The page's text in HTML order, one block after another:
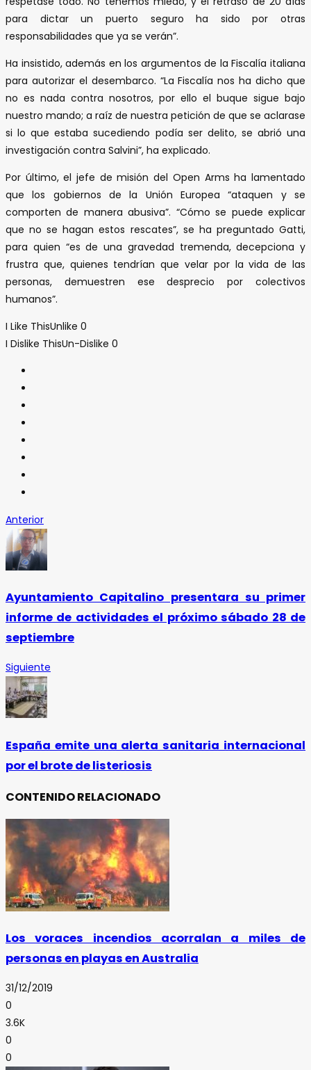
para dictar un puerto seguro ha sido por otras
responsabilidades que ya se verán”.
Ha insistido, además en los argumentos de la Fiscalía italiana
para autorizar el desembarco. “La Fiscalía nos ha dicho que
no es nada contra nosotros, por ello el buque sigue bajo
nuestro mando; a raíz de nuestra petición de que se aclarase
si lo que estaba sucediendo podía ser delito, se abrió una
investigación contra Salvini”, ha explicado.
Por último, el jefe de misión del Open Arms ha lamentado
que los gobiernos de la Unión Europea “ataquen y se
comporten de manera abusiva”. “Cómo se puede explicar
que no se hagan estos rescates”, se ha preguntado Gatti,
para quien “es de una gravedad tremenda, decepciona y
frustra que, quienes tendrían que velar por la vida de las
personas, demuestren ese desprecio por colectivos
humanos”.
I Like ThisUnlike 0
I Dislike ThisUn-Dislike 0
Anterior
Ayuntamiento Capitalino presentara su primer
informe de actividades el próximo sábado 28 de
septiembre
Siguiente
España emite una alerta sanitaria internacional
por el brote de listeriosis
CONTENIDO RELACIONADO
Los voraces incendios acorralan a miles de
personas en playas en Australia
31/12/2019
0
3.6K
0
0